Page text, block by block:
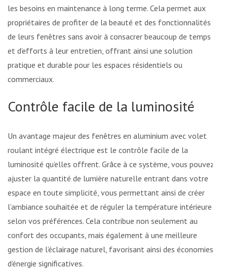
les besoins en maintenance à long terme. Cela permet aux
propriétaires de profiter de la beauté et des fonctionnalités
de leurs fenêtres sans avoir à consacrer beaucoup de temps
et d’efforts à leur entretien, offrant ainsi une solution
pratique et durable pour les espaces résidentiels ou
commerciaux.
Contrôle facile de la luminosité
Un avantage majeur des fenêtres en aluminium avec volet
roulant intégré électrique est le contrôle facile de la
luminosité qu’elles offrent. Grâce à ce système, vous pouvez
ajuster la quantité de lumière naturelle entrant dans votre
espace en toute simplicité, vous permettant ainsi de créer
l’ambiance souhaitée et de réguler la température intérieure
selon vos préférences. Cela contribue non seulement au
confort des occupants, mais également à une meilleure
gestion de l’éclairage naturel, favorisant ainsi des économies
d’énergie significatives.